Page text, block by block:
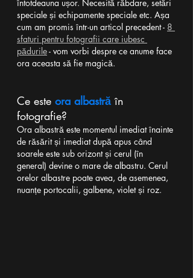
întotdeauna ușor. Necesită răbdare, setări
speciale și echipamente speciale etc. Așa
cum am promis într-un articol precedent - 8
sfaturi pentru fotografii care iubesc
pădurile - vom vorbi despre ce anume face
ora aceasta să fie magică.
Ce este ora albastră în
fotografie?
Ora albastră este momentul imediat înainte
de răsărit și imediat după apus când
soarele este sub orizont și cerul (în
general) devine o mare de albastru. Cerul
orelor albastre poate avea, de asemenea,
nuanțe portocalii, galbene, violet și roz.